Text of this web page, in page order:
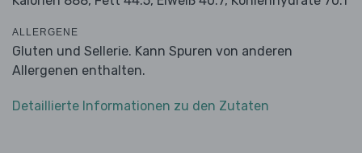
ALLERGENE
Gluten und Sellerie. Kann Spuren von anderen
Allergenen enthalten.
Detaillierte Informationen zu den Zutaten